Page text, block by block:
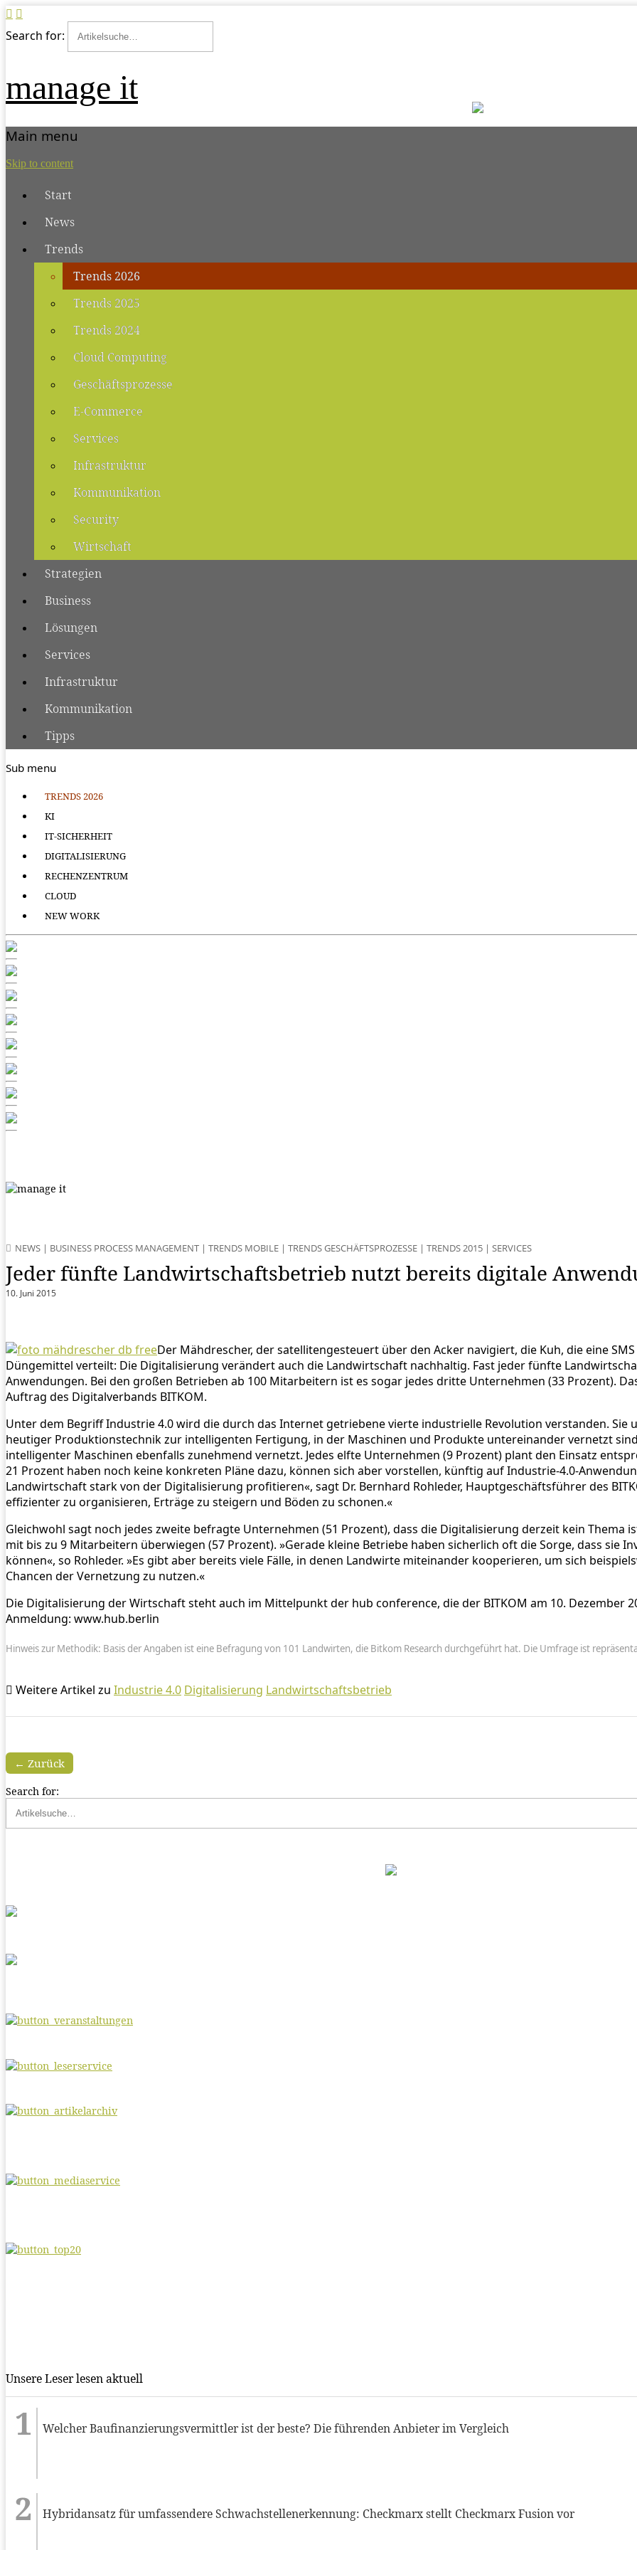
Search for:
manage it
Main menu
Skip to content
Start
News
Trends
Trends 2026
Trends 2025
Trends 2024
Cloud Computing
Geschäftsprozesse
E-Commerce
Services
Infrastruktur
Kommunikation
Security
Wirtschaft
Strategien
Business
Lösungen
Services
Infrastruktur
Kommunikation
Tipps
Sub menu
TRENDS 2026
KI
IT-SICHERHEIT
DIGITALISIERUNG
RECHENZENTRUM
CLOUD
NEW WORK
NEWS | BUSINESS PROCESS MANAGEMENT | TRENDS MOBILE | TRENDS GESCHÄFTSPROZESSE | TRENDS 2015 | SERVICES
Jeder fünfte Landwirtschaftsbetrieb nutzt bereits digitale
10. Juni 2015
Der Mähdrescher, der satellitengesteuert über den Acker navigiert, die Kuh, die eine
Düngemittel verteilt: Die Digitalisierung verändert auch die Landwirtschaft nachhaltig. Fast jeder fünfte
Anwendungen. Bei den großen Betrieben ab 100 Mitarbeitern ist es sogar jedes dritte Unternehmen (33 Prozent).
Auftrag des Digitalverbands BITKOM.
Unter dem Begriff Industrie 4.0 wird die durch das Internet getriebene vierte industrielle Revolution verstanden. Sie
heutiger Produktionstechnik zur intelligenten Fertigung, in der Maschinen und Produkte untereinander vernetzt
intelligenter Maschinen ebenfalls zunehmend vernetzt. Jedes elfte Unternehmen (9 Prozent) plant den Einsatz
21 Prozent haben noch keine konkreten Pläne dazu, können sich aber vorstellen, künftig auf Industrie-4.0-
Landwirtschaft stark von der Digitalisierung profitieren«, sagt Dr. Bernhard Rohleder, Hauptgeschäftsführer des
effizienter zu organisieren, Erträge zu steigern und Böden zu schonen.«
Gleichwohl sagt noch jedes zweite befragte Unternehmen (51 Prozent), dass die Digitalisierung derzeit kein
mit bis zu 9 Mitarbeitern überwiegen (57 Prozent). »Gerade kleine Betriebe haben sicherlich oft die Sorge, dass sie
können«, so Rohleder. »Es gibt aber bereits viele Fälle, in denen Landwirte miteinander kooperieren, um sich
Chancen der Vernetzung zu nutzen.«
Die Digitalisierung der Wirtschaft steht auch im Mittelpunkt der hub conference, die der BITKOM am 10. Dezember
Anmeldung: www.hub.berlin
Hinweis zur Methodik: Basis der Angaben ist eine Befragung von 101 Landwirten, die Bitkom Research durchgeführt hat. Die Umfrage ist
Weitere Artikel zu Industrie 4.0 Digitalisierung Landwirtschaftsbetrieb
← Zurück
Search for:
Unsere Leser lesen aktuell
Welcher Baufinanzierungsvermittler ist der beste? Die führenden Anbieter im Vergleich
Hybridansatz für umfassendere Schwachstellenerkennung: Checkmarx stellt Checkmarx Fusion vor